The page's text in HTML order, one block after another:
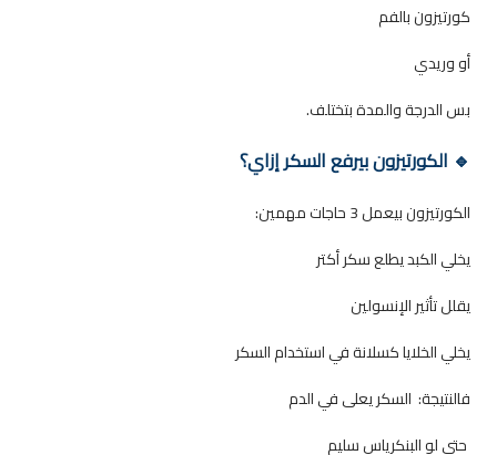
كورتيزون بالفم
أو وريدي
بس الدرجة والمدة بتختلف.
🔹 الكورتيزون بيرفع السكر إزاي؟
الكورتيزون بيعمل 3 حاجات مهمين:
يخلي الكبد يطلع سكر أكتر
يقلل تأثير الإنسولين
يخلي الخلايا كسلانة في استخدام السكر
فالنتيجة: السكر يعلى في الدم
حتى لو البنكرياس سليم